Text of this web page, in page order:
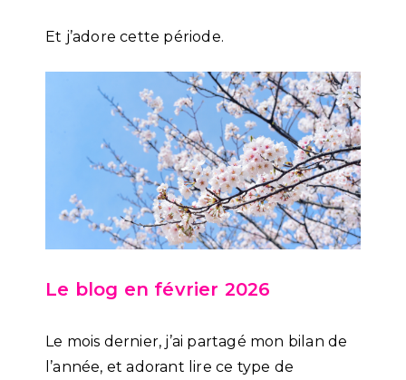
Et j’adore cette période.
Le blog en février 2026
Le mois dernier, j’ai partagé mon bilan de
l’année, et adorant lire ce type de